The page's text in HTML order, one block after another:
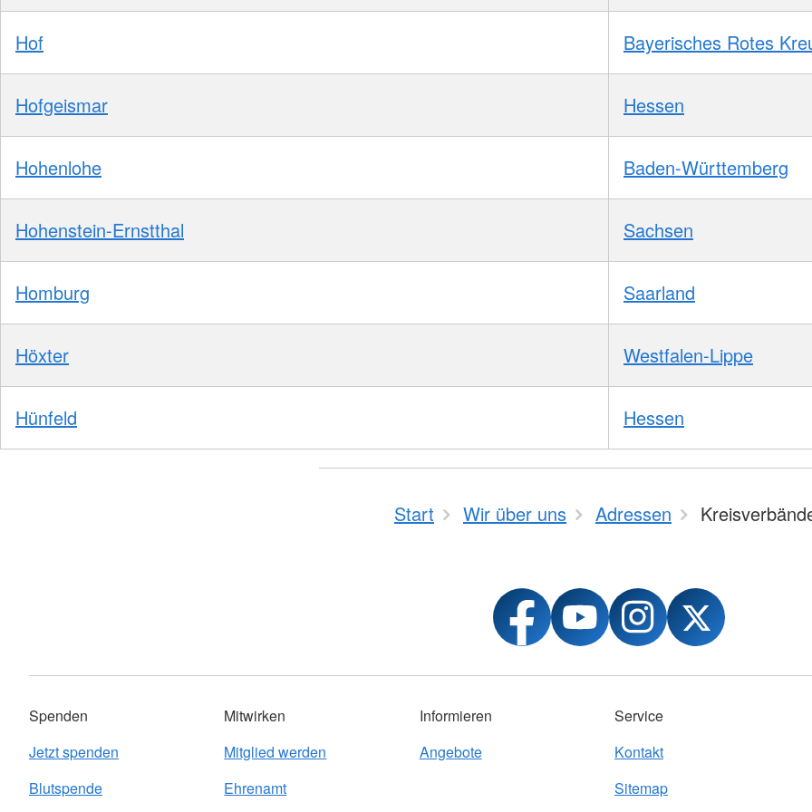
Hof Bayerisches Rotes
Hofgeismar Hessen
Hohenlohe Baden-Württemberg
Hohenstein-Ernstthal Sachsen
Homburg Saarland
Höxter Westfalen-Lippe
Hünfeld Hessen
Start Wir über uns Adressen
Spenden
Jetzt spenden
Blutspende
Mitwirken
Mitglied werden
Ehrenamt
Informieren
Angebote
Service
Kontakt
Sitemap